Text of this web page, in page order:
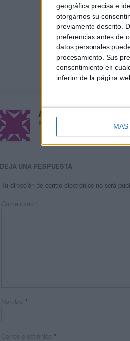
geográfica precisa e
otorgarnos su
previamente descrito.
preferencias antes de
datos personales
procesamiento. Sus
consentimiento en
inferior de la página
MÁS
Acerca de María Olivares
El autor no ha proporcionado
DEJA UNA RESPUESTA
Tu dirección de correo electrónico no será
Comentario *
Nombre *
Correo electrónico *